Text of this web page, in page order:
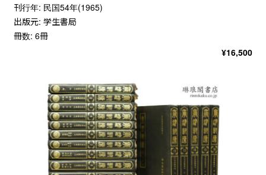
刊行年: 民国54年(1965)
出版元: 学生書局
冊数: 6冊
¥16,500